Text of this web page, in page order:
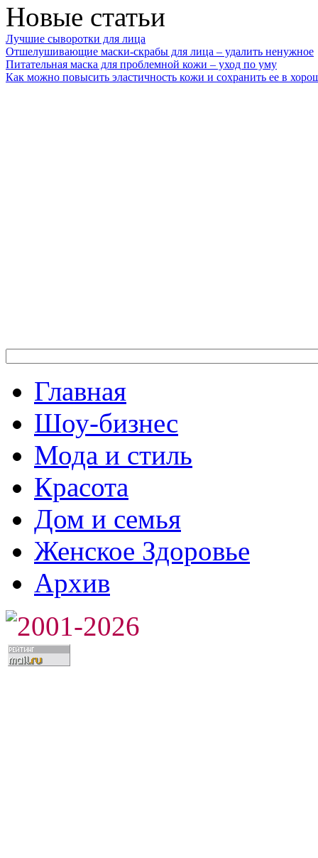
Новые статьи
Лучшие сыворотки для лица
Отшелушивающие маски-скрабы для лица – удалить ненужное
Питательная маска для проблемной кожи – уход по уму
Как можно повысить эластичность кожи и сохранить ее в
Главная
Шоу-бизнес
Мода и стиль
Красота
Дом и семья
Женское Здоровье
Архив
2001-2026